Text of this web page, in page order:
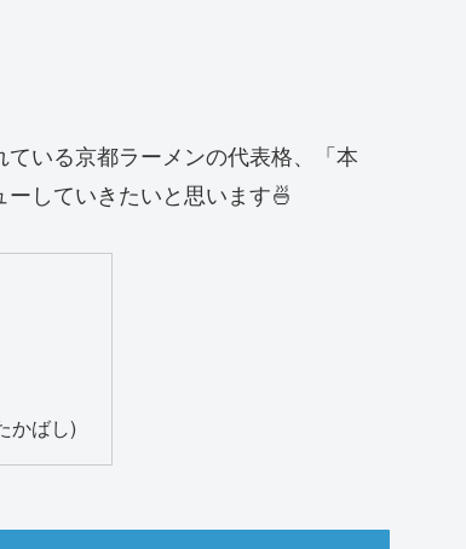
いる京都ラーメンの代表格、「本
していきたいと思います🍜
かばし)